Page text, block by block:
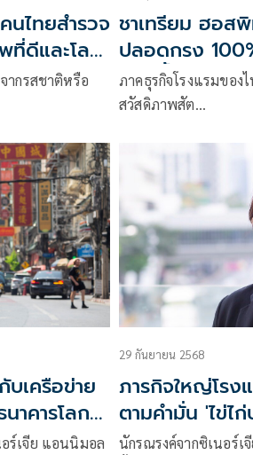
นไทยสำรวจ
ที่ดีและโลก
ากรสชาติหรือ
ชาเทรียม ฮอส
ปลอดกรง
ตอกย้ำแนวทาง
ยั่งยืน
ภาคธุรกิจโรงแรมของ
สวัสดิภาพสัต…
เครือข่าย
าคารโลก
เชิง
ร์เจีย แอนนิมอล
29 กันยายน 2568
ภารกิจใหญ่โรง
ตามคำมั่น 'ไข่ไ
เอเชีย
นักรณรงค์จากซิเนอร์เ